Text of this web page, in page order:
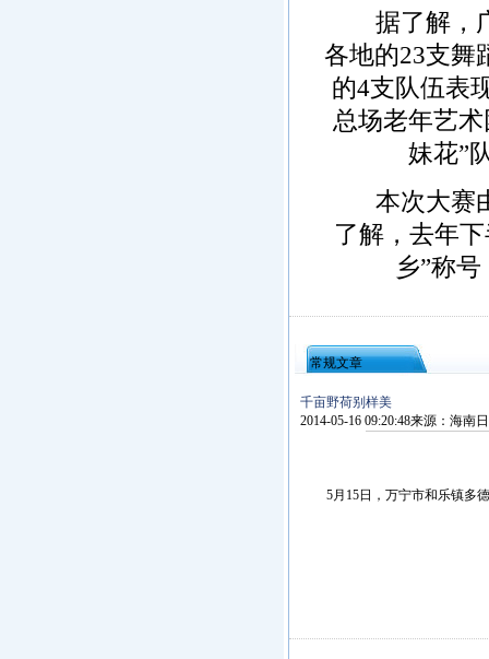
据了解，广
各地的23支舞
的4支队伍表
总场老年艺
妹花”
本次大赛由
了解，去年
乡”称
常规文章
千亩野荷别样美
2014-05-16 09:20:48来源： 海南
5月15日，万宁市和乐镇多德